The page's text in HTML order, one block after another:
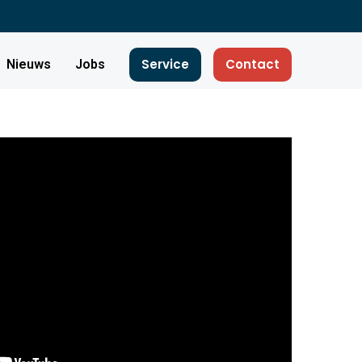
Nieuws Jobs Service Contact